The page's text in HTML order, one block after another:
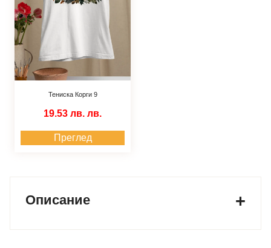
Тениска Корги 9
19.53 лв. лв.
Преглед
Описание